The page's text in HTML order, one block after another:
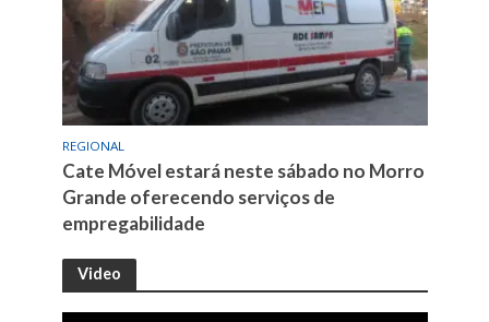
REGIONAL
Cate Móvel estará neste sábado no Morro
Grande oferecendo serviços de
empregabilidade
Video